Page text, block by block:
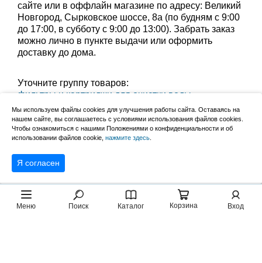
Меню Поиск Каталог Корзина Вход
сайте или в оффлайн магазине по адресу: Великий
Новгород, Сырковское шоссе, 8а (по будням с 9:00
до 17:00, в субботу с 9:00 до 13:00). Забрать заказ
можно лично в пункте выдачи или оформить
доставку до дома.
Уточните группу товаров:
фильтры и картриджи для очистки воды
вытяжная вентиляция воздуха,
аксессуары для ванной комнаты,
инженерная сантехника,товары для унитаза,
смесители,сантехнические инструменты
Мы используем файлы cookies для улучшения работы сайта. Оставаясь на
нашем сайте, вы соглашаетесь с условиями использования файлов cookies.
Чтобы ознакомиться с нашими Положениями о конфиденциальности и об
использовании файлов cookie, нажмите здесь
Я согласен